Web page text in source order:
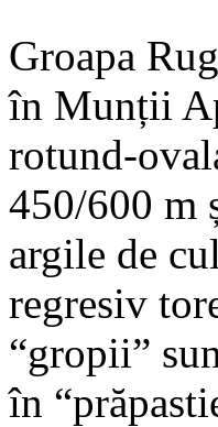
Groapa
în Munții
rotund-
450/600 m
argile de
regresiv
“gropii”
în